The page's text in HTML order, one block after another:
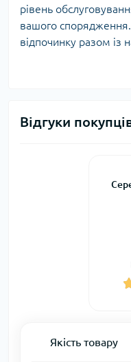
рівень
вашого спорядження.
відпочинку разом із
Відгуки
Якість товару